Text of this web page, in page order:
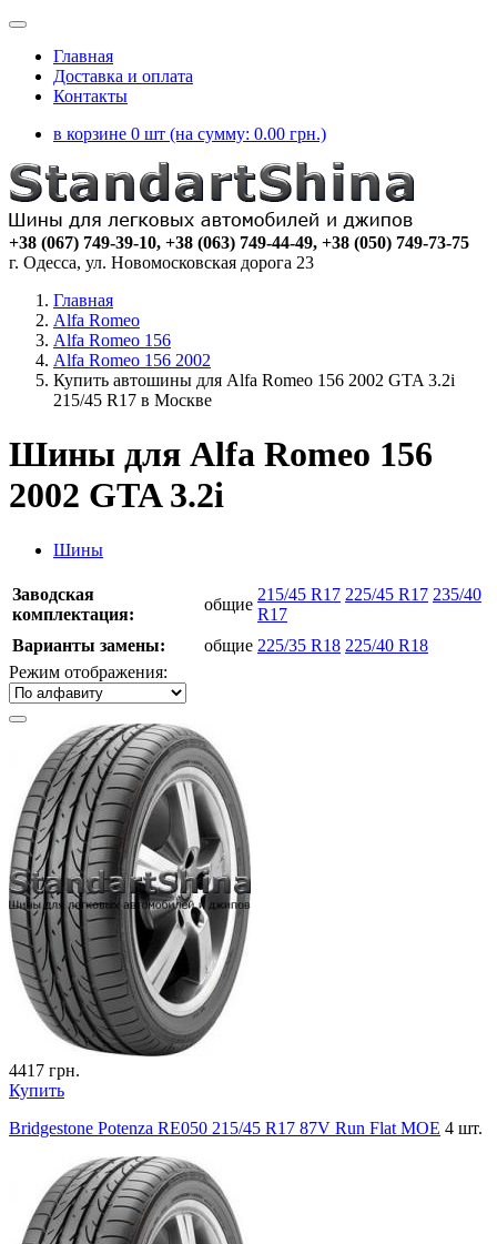
Главная
Доставка и оплата
Контакты
в корзине 0 шт (на сумму: 0.00 грн.)
+38 (067) 749-39-10, +38 (063) 749-44-49, +38 (050) 749-73-75
г. Одесса, ул. Новомосковская дорога 23
Главная
Alfa Romeo
Alfa Romeo 156
Alfa Romeo 156 2002
Купить автошины для Alfa Romeo 156 2002 GTA 3.2i
215/45 R17 в Москве
Шины для Alfa Romeo 156
2002 GTA 3.2i
Шины
Заводская
комплектация:
общие
215/45 R17 225/45 R17 235/40
R17
Варианты замены:
общие 225/35 R18 225/40 R18
Режим отображения:
4417 грн.
Купить
Bridgestone Potenza RE050 215/45 R17 87V Run Flat MOE 4 шт.